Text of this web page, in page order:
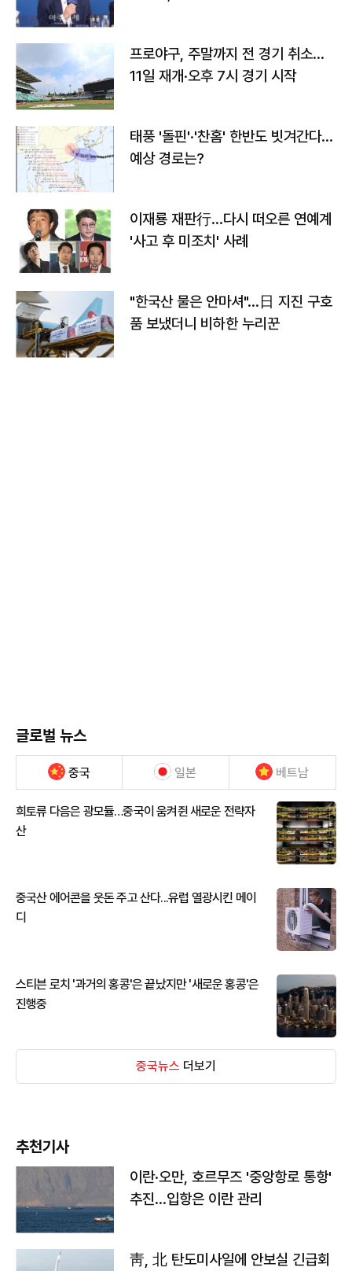
프로야구, 주말까지 전 경기 취소…
11일 재개·오후 7시 경기 시작
태풍 '돌핀'·'찬홈' 한반도 빗겨간다…
예상 경로는?
이재룡 재판行…다시 떠오른 연예계
'사고 후 미조치' 사례
"한국산 물은 안마셔"…日 지진 구호
품 보냈더니 비하한 누리꾼
글로벌 뉴스
중국 일본 베트남
희토류 다음은 광모듈…중국이 움켜쥔 새로운 전략자
산
중국산 에어콘을 웃돈 주고 산다...유럽 열광시킨 메이
디
스티븐 로치 '과거의 홍콩'은 끝났지만 '새로운 홍콩'은
진행중
중국뉴스 더보기
추천기사
이란·오만, 호르무즈 '중앙항로 통항'
추진…입항은 이란 관리
靑, 北 탄도미사일에 안보실 긴급회